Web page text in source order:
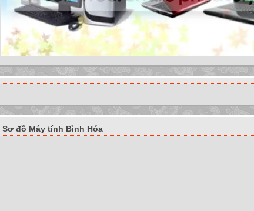
Sơ đồ Máy tính Bình Hóa